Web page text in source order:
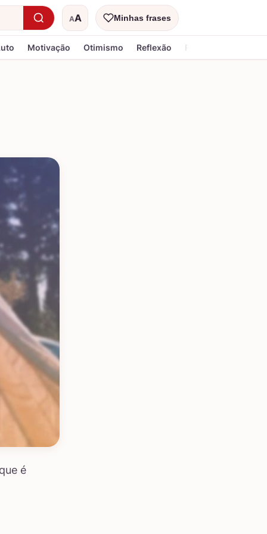
AA
Tamanho do textoMinhas frases
Motivação Otimismo Reflexão Religiosa
é